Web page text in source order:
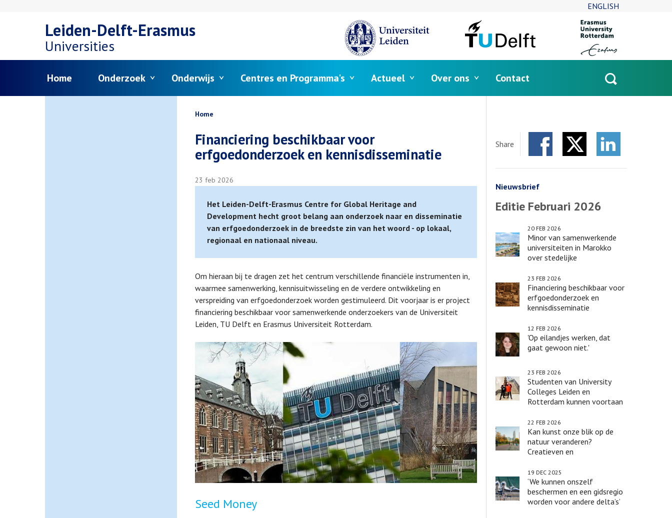
naar
ENGLISH
Leiden-Delft-Erasmus
Universities
Home Onderzoek Onderwijs Centres en Programma's Actueel Over ons Contact
Kruimelpad
Home
Financiering beschikbaar voor
erfgoedonderzoek en kennisdisseminatie
23 feb 2026
Het Leiden-Delft-Erasmus Centre for Global Heritage and
Development hecht groot belang aan onderzoek naar en disseminatie
van erfgoedonderzoek in de breedste zin van het woord - op lokaal,
regionaal en nationaal niveau.
Om hieraan bij te dragen zet het centrum verschillende financiële instrumenten in,
waarmee samenwerking, kennisuitwisseling en de verdere ontwikkeling en
verspreiding van erfgoedonderzoek worden gestimuleerd. Dit voorjaar is er project
financiering beschikbaar voor samenwerkende onderzoekers van de Universiteit
Leiden, TU Delft en Erasmus Universiteit Rotterdam.
Seed Money
Share
Nieuwsbrief
Editie Februari 2026
Minor van samenwerkende
universiteiten in Marokko
over stedelijke
20 FEB 2026
Financiering beschikbaar voor
erfgoedonderzoek en
kennisdisseminatie
23 FEB 2026
'Op eilandjes werken, dat
gaat gewoon niet.'
12 FEB 2026
Studenten van University
Colleges Leiden en
Rotterdam kunnen voortaan
23 FEB 2026
Kan kunst onze blik op de
natuur veranderen?
Creatieven en
samen.
22 FEB 2026
‘We kunnen onszelf
beschermen en een gidsregio
worden voor andere delta’s’
19 DEC 2025